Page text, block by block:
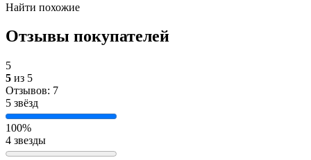
Найти похожие
Отзывы покупателей
5
5 из 5
Отзывов: 7
5 звёзд
100%
4 звезды